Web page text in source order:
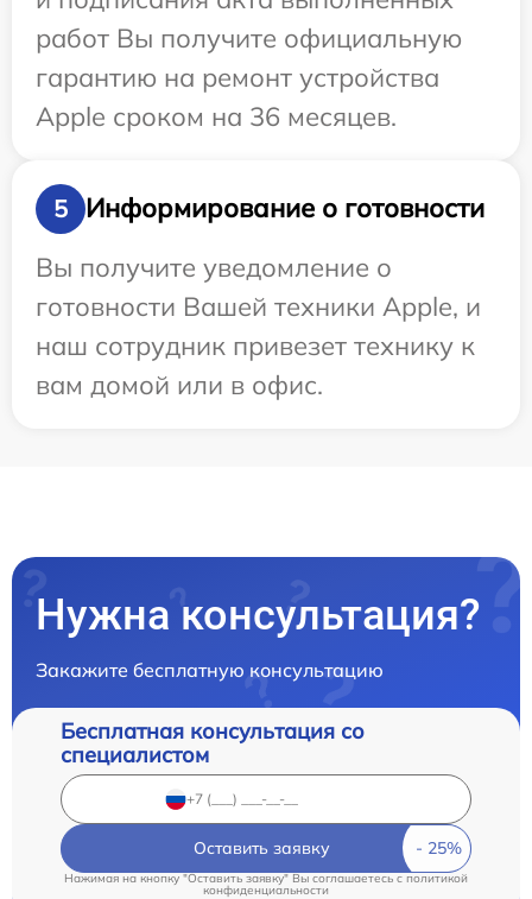
работ Вы получите официальную
гарантию на ремонт устройства
Apple сроком на 36 месяцев.
5
Информирование о готовности
Вы получите уведомление о
готовности Вашей техники Apple, и
наш сотрудник привезет технику к
вам домой или в офис.
Нужна консультация?
Закажите бесплатную консультацию
Бесплатная консультация со
специалистом
Оставить заявку
Нажимая на кнопку "Оставить заявку" Вы соглашаетесь cполитикой
конфиденциальности